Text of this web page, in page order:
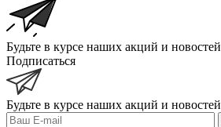
Будьте в курсе наших акций и новостей
Подписаться
Будьте в курсе наших акций и новостей